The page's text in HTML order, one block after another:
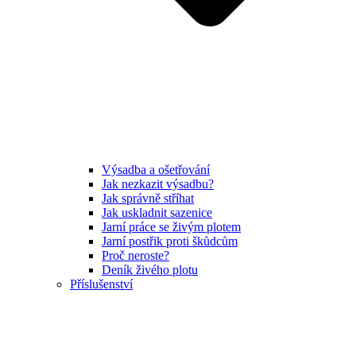
Výsadba a ošetřování
Jak nezkazit výsadbu?
Jak správně stříhat
Jak uskladnit sazenice
Jarní práce se živým plotem
Jarní postřik proti škůdcům
Proč neroste?
Deník živého plotu
Příslušenství